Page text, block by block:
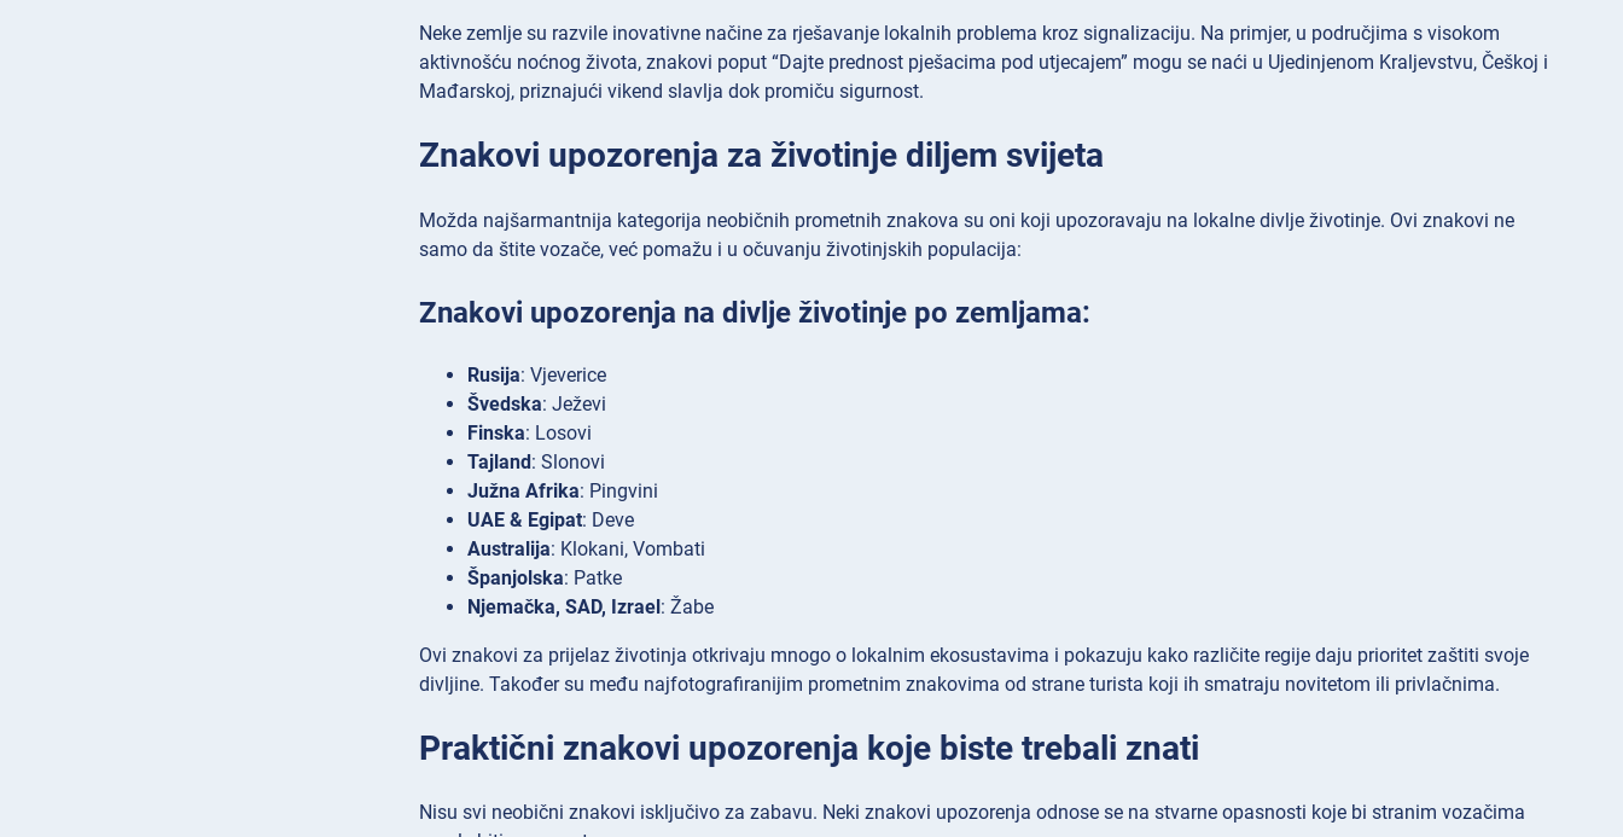
Neke zemlje su razvile inovativne načine za rješavanje lokalnih problema kroz signalizaciju. Na primjer, u područjima s visokom
aktivnošću noćnog života, znakovi poput “Dajte prednost pješacima pod utjecajem” mogu se naći u Ujedinjenom Kraljevstvu, Češkoj i
Mađarskoj, priznajući vikend slavlja dok promiču sigurnost.
Znakovi upozorenja za životinje diljem svijeta
Možda najšarmantnija kategorija neobičnih prometnih znakova su oni koji upozoravaju na lokalne divlje životinje. Ovi znakovi ne
samo da štite vozače, već pomažu i u očuvanju životinjskih populacija:
Znakovi upozorenja na divlje životinje po zemljama:
Rusija: Vjeverice
Švedska: Ježevi
Finska: Losovi
Tajland: Slonovi
Južna Afrika: Pingvini
UAE & Egipat: Deve
Australija: Klokani, Vombati
Španjolska: Patke
Njemačka, SAD, Izrael: Žabe
Ovi znakovi za prijelaz životinja otkrivaju mnogo o lokalnim ekosustavima i pokazuju kako različite regije daju prioritet zaštiti svoje
divljine. Također su među najfotografiranijim prometnim znakovima od strane turista koji ih smatraju novitetom ili privlačnima.
Praktični znakovi upozorenja koje biste trebali znati
Nisu svi neobični znakovi isključivo za zabavu. Neki znakovi upozorenja odnose se na stvarne opasnosti koje bi stranim vozačima